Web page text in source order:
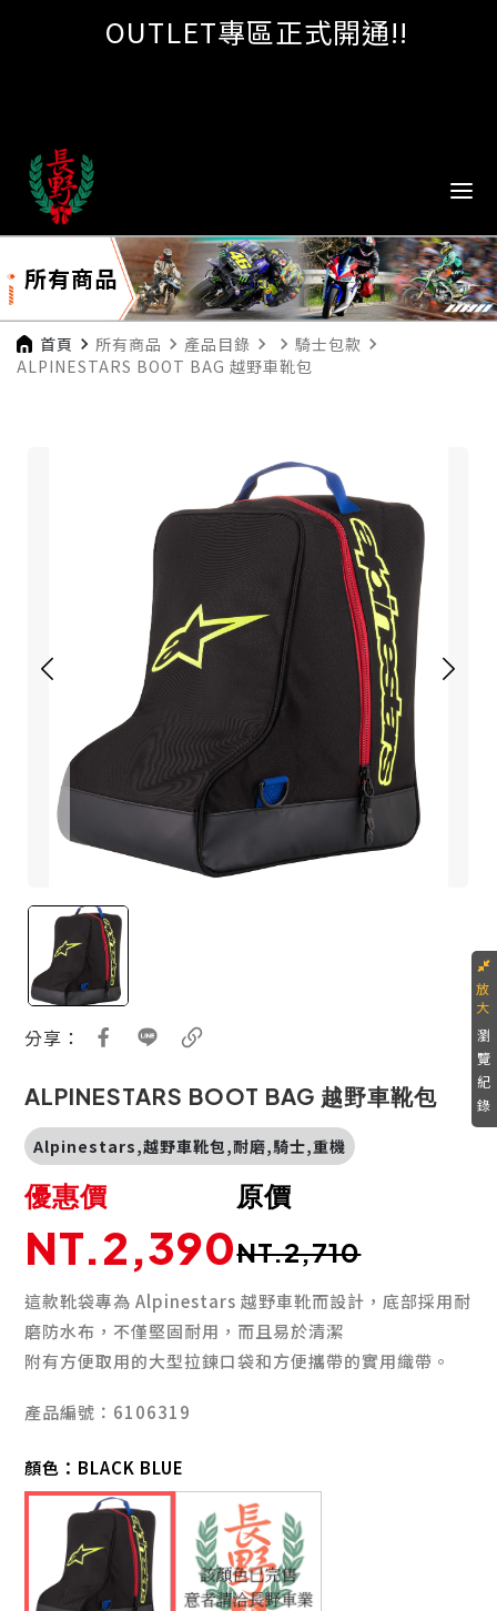
OUTLET專區正式開通!!
所有商品
首頁 navigate_next 所有商品 navigate_next 產品目錄 navigate_next navigate_next 騎士包款 navigate_next
ALPINESTARS BOOT BAG 越野車靴包
分享：
ALPINESTARS BOOT BAG 越野車靴包
Alpinestars,越野車靴包,耐磨,騎士,重機
原價
NT.2,710
優惠價
NT.2,390
這款靴袋專為 Alpinestars 越野車靴而設計，底部採用耐
磨防水布，不僅堅固耐用，而且易於清潔
附有方便取用的大型拉鍊口袋和方便攜帶的實用織帶。
產品編號：6106319
顏色： BLACK BLUE
瀏
覽
紀
錄